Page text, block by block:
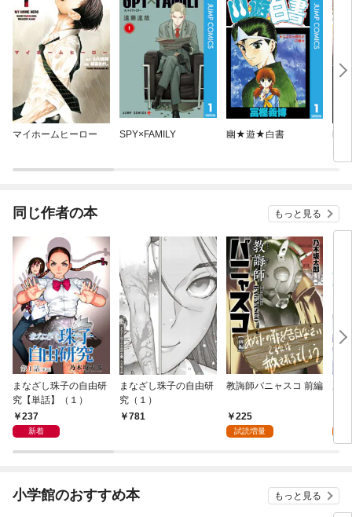
マイホームヒーロー SPY×FAMILY 幽★遊★白書
同じ作者の本 もっと見る
まなざし珠子の自由研
究【単話】（１）
237
新着
まなざし珠子の自由研
究（１）
781
教誨師バニャスコ 前編
225
試読増量
夏
小学館のおすすめ本 もっと見る